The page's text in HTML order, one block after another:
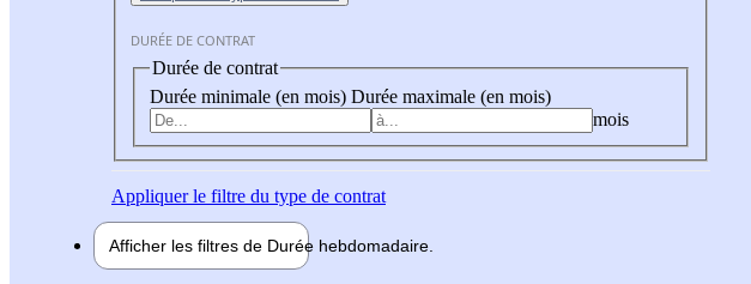
DURÉE DE CONTRAT
Durée de contrat
Durée minimale (en mois) Durée maximale (en mois)
mois
Appliquerle filtre du type de contrat
Afficher les filtres de Durée hebdomadaire